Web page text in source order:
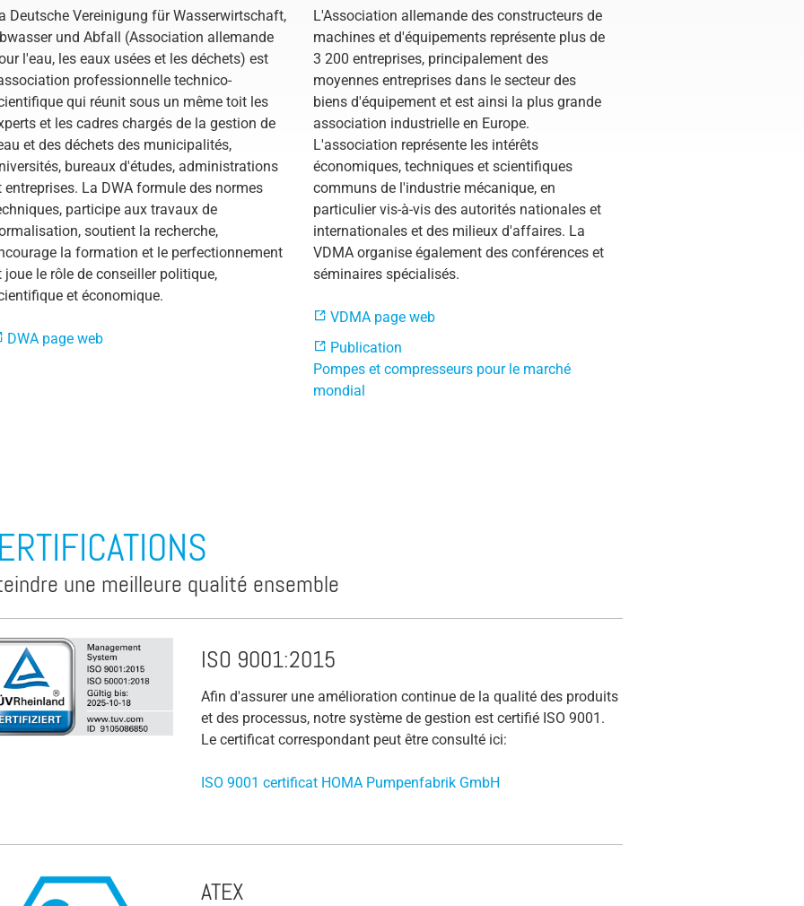
Float Switch (Kopie 2)
Submersible Motor Pump
Dry Setup
Efficiency
Volume Flow
Deutsche Vereinigung für Wasserwirtschaft,
und Abfall (Association allemande
l'eau, les eaux usées et les déchets) est
professionnelle technico-
qui réunit sous un même toit les
et les cadres chargés de la gestion de
et des déchets des municipalités,
bureaux d'études, administrations
entreprises. La DWA formule des normes
participe aux travaux de
soutient la recherche,
la formation et le perfectionnement
joue le rôle de conseiller politique,
et économique.
DWA page web
L'Association allemande des constructeurs de
machines et d'équipements représente plus de
3 200 entreprises, principalement des
moyennes entreprises dans le secteur des
biens d'équipement et est ainsi la plus grande
association industrielle en Europe.
L'association représente les intérêts
économiques, techniques et scientifiques
communs de l'industrie mécanique, en
particulier vis-à-vis des autorités nationales et
internationales et des milieux d'affaires. La
VDMA organise également des conférences et
séminaires spécialisés.
VDMA page web
Publication
Pompes et compresseurs pour le marché
mondial
une meilleure qualité ensemble
ISO 9001:2015
Afin d'assurer une amélioration continue de la qualité des produits
et des processus, notre système de gestion est certifié ISO 9001.
Le certificat correspondant peut être consulté ici:
ISO 9001 certificat HOMA Pumpenfabrik GmbH
ATEX